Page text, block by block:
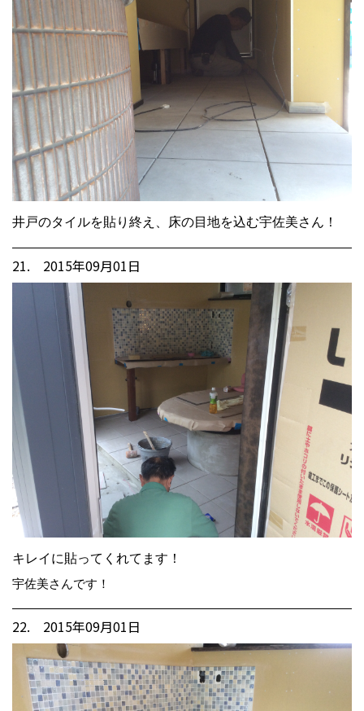
井戸のタイルを貼り終え、床の目地を込む宇佐美さん！
21. 2015年09月01日
キレイに貼ってくれてます！
宇佐美さんです！
22. 2015年09月01日